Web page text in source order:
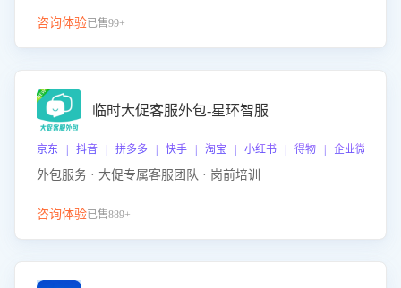
咨询体验已售99+
临时大促客服外包-星环智服
京东 | 抖音 | 拼多多 | 快手 | 淘宝 | 小红书 | 得物 | 企业微信
外包服务 · 大促专属客服团队 · 岗前培训
咨询体验已售889+